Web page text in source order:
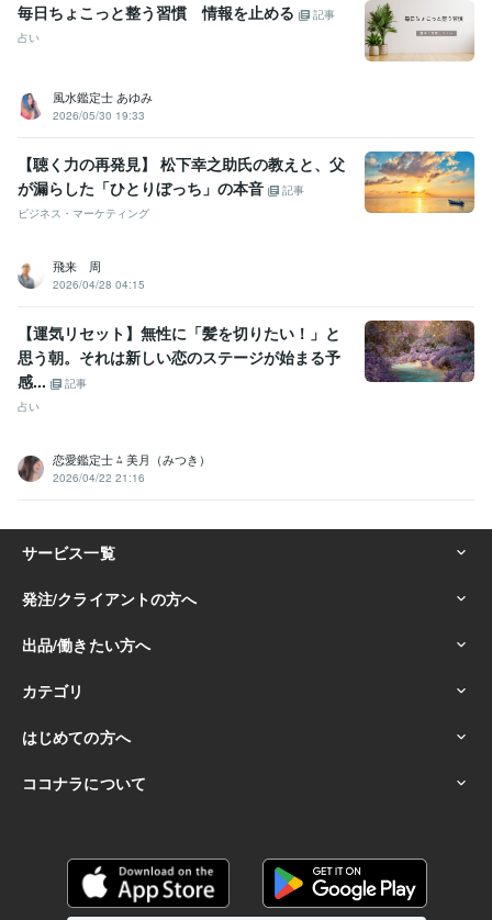
毎日ちょこっと整う習慣 情報を止める
記事
占い
風水鑑定士 あゆみ
2026/05/30 19:33
【聴く力の再発見】 松下幸之助氏の教えと、父
が漏らした「ひとりぼっち」の本音
記事
ビジネス・マーケティング
飛来 周
2026/04/28 04:15
【運気リセット】無性に「髪を切りたい！」と
思う朝。それは新しい恋のステージが始まる予
感...
記事
占い
恋愛鑑定士 ⁂ 美月（みつき）
2026/04/22 21:16